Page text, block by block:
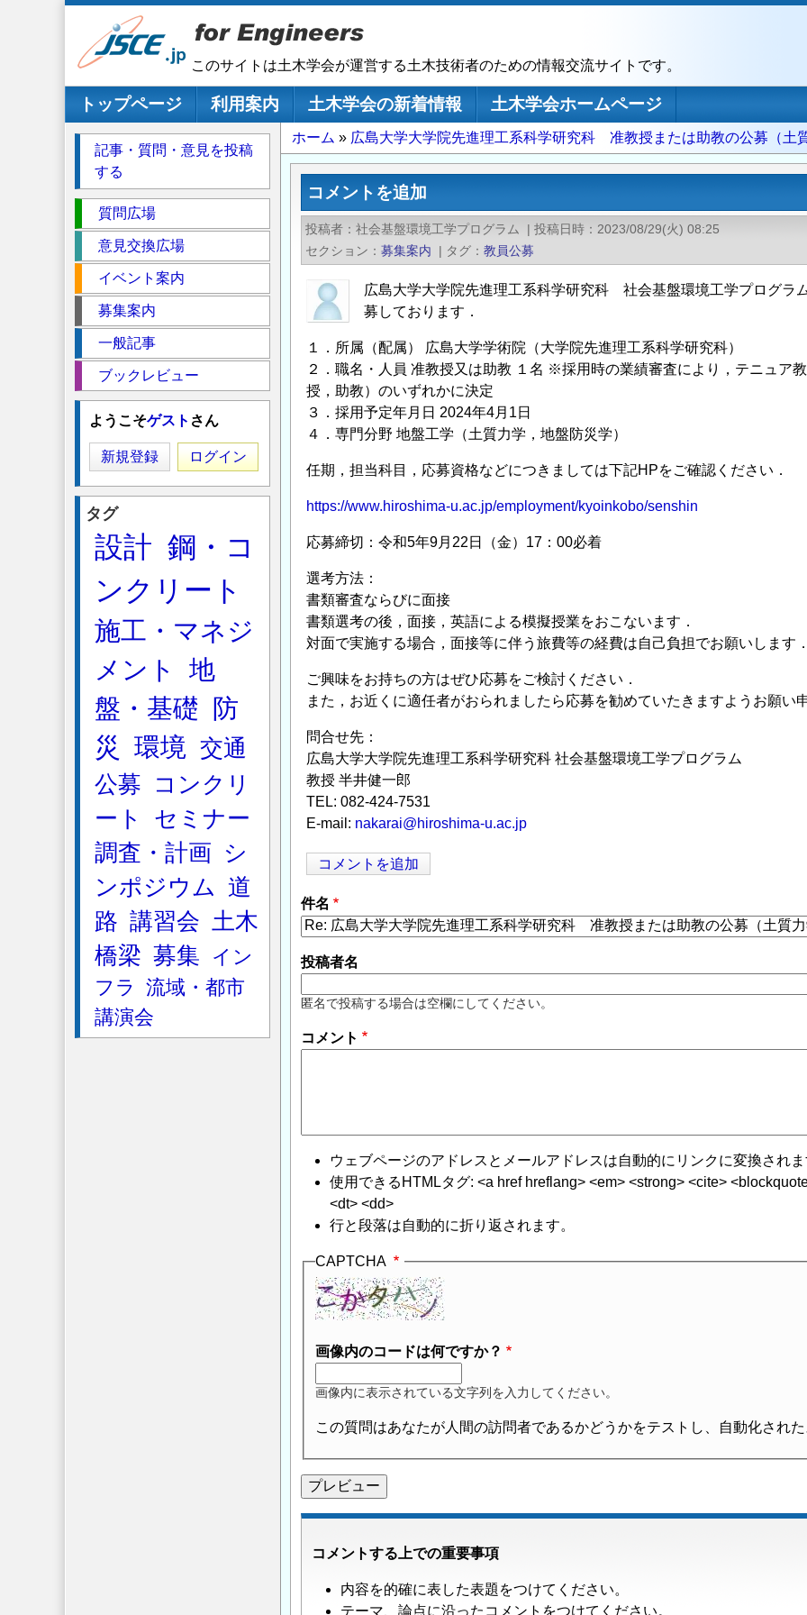
このサイトは土木学会が運営する土木技術者のための情報交流サイトです。
メインナビゲーション
トップページ 利用案内 土木学会の新着情報
土木学会ホームページ
パ
ン
ず
ホーム 広島大学大学院先進理工系科学研究科 准教授または助教の公募（土
コメントを追加
投稿者 社会基盤環境工学プログラム | 投稿日時
2023/08/29(火) 08:25
セクション
募集案内 | タグ 教員公募
広島大学大学院先進理工系科学研究科 社会基盤環境工学プログラ
募しております．
１．所属（配属） 広島大学学術院（大学院先進理工系科学研究科）
２．職名・人員 准教授又は助教 １名 ※採用時の業績審査により，テニュア
授，助教）のいずれかに決定
３．採用予定年月日 2024年4月1日
４．専門分野 地盤工学（土質力学，地盤防災学）
任期，担当科目，応募資格などにつきましては下記HPをご確認ください．
https://www.hiroshima-u.ac.jp/employment/kyoinkobo/senshin
応募締切：令和5年9月22日（金）17：00必着
選考方法：
書類審査ならびに面接
書類選考の後，面接，英語による模擬授業をおこないます．
対面で実施する場合，面接等に伴う旅費等の経費は自己負担でお願いします．
ご興味をお持ちの方はぜひ応募をご検討ください．
また，お近くに適任者がおられましたら応募を勧めていたきますようお願い
問合せ先：
広島大学大学院先進理工系科学研究科 社会基盤環境工学プログラム
教授 半井健一郎
TEL: 082-424-7531
E-mail: nakarai@hiroshima-u.ac.jp
コメントを追加
件名
投稿者名
匿名で投稿する場合は空欄にしてください。
コメント
ウェブページのアドレスとメールアドレスは自動的にリンクに変換されま
使用できるHTMLタグ: <a href hreflang> <em> <strong> <cite>
<dt> <dd>
行と段落は自動的に折り返されます。
CAPTCHA
画像内のコードは何ですか？
画像内に表示されている文字列を入力してください。
この質問はあなたが人間の訪問者であるかどうかをテストし、自動化され
コメントする上での重要事項
内容を的確に表した表題をつけてください。
テーマ、論点に沿ったコメントをつけてください。
記事・質問・意見を投稿
する
ク
シ
質問広場
意見交換広場
イベント案内
募集案内
一般記事
ブックレビュー
ようこそゲスト さん
新規登録 ログイン
タグ
設計 鋼・コ
ンクリート
施工・マネジ
メント
地
盤・基礎
防
災
環境 交通
公募
コンクリ
ート
セミナー
調査・計画
シ
ンポジウム 道
路 講習会 土木
橋梁 募集
イン
フラ
流域・都市
講演会